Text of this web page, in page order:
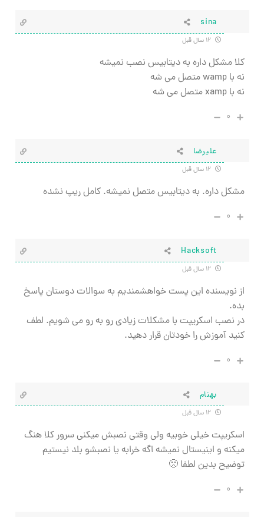
sina
کلا مشکل داره به دیتابیس نصب نمیشه
نه با wamp متصل می شه
نه با xamp متصل می شه
۰
علیرضا
مشکل داره. به دیتابیس متصل نمیشه. کامل ریپ نشده
۰
Hacksoft
از نویسنده این پست خواهشمندیم به سوالات دوستان پاسخ
بده.
در نصب اسکریپت با مشکلات زیادی رو به رو می شویم. لطف
کنید آموزش را خودتان قرار دهید.
۰
بهنام
اسکریپت خیلی خوبیه ولی وقتی نصبش میکنی سرور کلا هنگ
میکنه و اینیستال نمیشه اگه خرابه یا نصبشو بلد نیستیم
توضیح بدین لطفا 🙁
۰